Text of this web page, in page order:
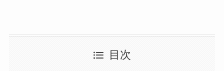
目次